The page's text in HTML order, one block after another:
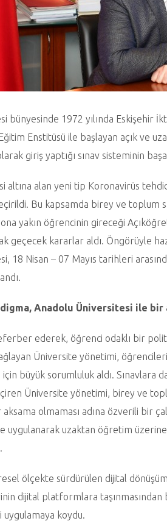
bünyesinde 1972 yılında Eskişehir
Enstitüsü ile başlayan açık ve
giriş yaptığı sınav sisteminin
altına alan yeni tip Koronavirüs
Bu kapsamda birey ve toplum
yakın öğrencinin gireceği
geçecek kararlar aldı. Öngörüyle
18 Nisan – 07 Mayıs tarihleri
Anadolu Üniversitesi ile bir
ederek, öğrenci odaklı bir
Üniversite yönetimi,
büyük sorumluluk aldı. Sınavlara
Üniversite yönetimi, birey ve
olmaması adına özverili bir
uygulanarak uzaktan öğretim
ölçekte sürdürülen dijital
dijital platformlara taşınmasından
koydu.